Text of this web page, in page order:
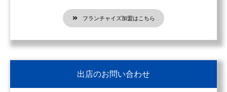
フランチャイズ加盟はこちら
出店のお問い合わせ